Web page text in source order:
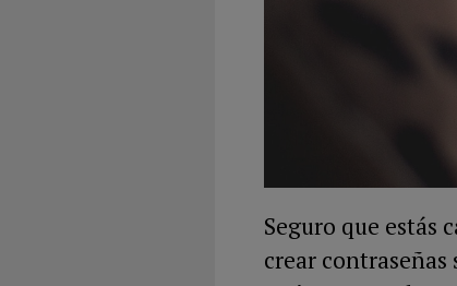
Seguro que estás
crear contraseñas